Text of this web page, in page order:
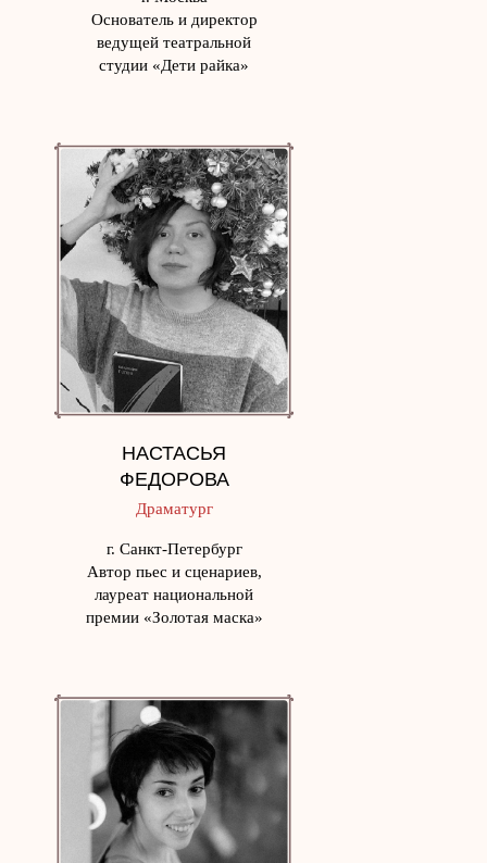
Основатель и директор
ведущей театральной
студии «Дети райка»
НАСТАСЬЯ
ФЕДОРОВА
Драматург
г. Санкт-Петербург
Автор пьес и сценариев,
лауреат национальной
премии «Золотая маска»